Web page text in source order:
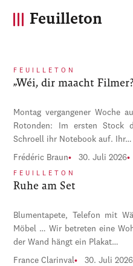
Feuilleton
FEUILLETON
„Wéi, dir maacht
Montag vergangener Woche
Rotonden: Im ersten Stock
Schroell ihr Notebook auf. Ihr…
Frédéric Braun 30. Juli 2026
FEUILLETON
Ruhe am Set
Blumentapete, Telefon mit
Möbel … Wir betreten eine
der Wand hängt ein Plakat…
France Clarinval 30. Juli 2026